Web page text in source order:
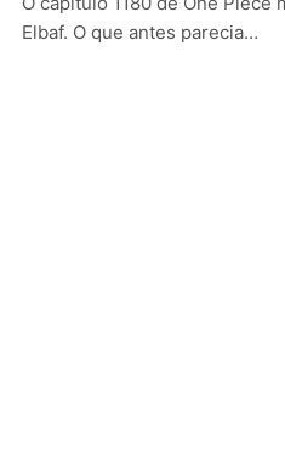
Elbaf. O que antes parecia…